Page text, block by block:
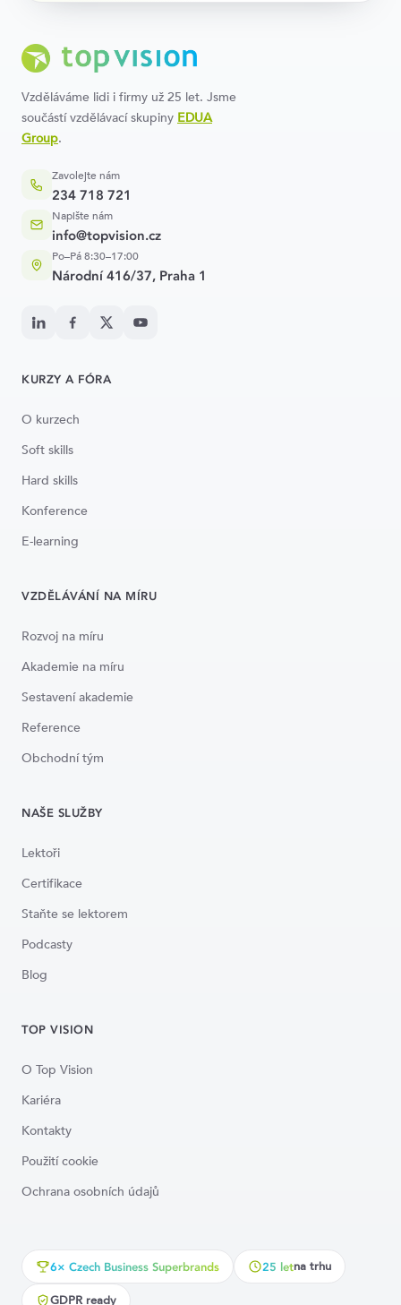
Vzděláváme lidi i firmy už 25 let. Jsme
součástí vzdělávací skupiny EDUA
Group.
Zavolejte nám
234 718 721
Napište nám
info@topvision.cz
Po–Pá 8:30–17:00
Národní 416/37, Praha 1
KURZY A FÓRA
O kurzech
Soft skills
Hard skills
Konference
E-learning
VZDĚLÁVÁNÍ NA MÍRU
Rozvoj na míru
Akademie na míru
Sestavení akademie
Reference
Obchodní tým
NAŠE SLUŽBY
Lektoři
Certifikace
Staňte se lektorem
Podcasty
Blog
TOP VISION
O Top Vision
Kariéra
Kontakty
Použití cookie
Ochrana osobních údajů
6× Czech Business Superbrands 25 letna trhu
GDPR ready